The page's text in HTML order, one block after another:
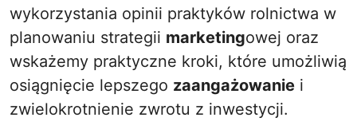
wykorzystania opinii praktyków rolnictwa w
planowaniu strategii marketingowej oraz
wskażemy praktyczne kroki, które umożliwią
osiągnięcie lepszego zaangażowanie i
zwielokrotnienie zwrotu z inwestycji.